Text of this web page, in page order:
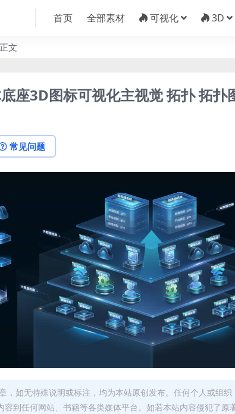
首页 全部素材 可视化 3D
正文
座3D图标可视化主视觉 拓扑 拓扑
常见问题
，如无特殊说明或标注，均为本站原创发布。任何个人或组
容到任何网站、书籍等各类媒体平台。如若本站内容侵犯了原